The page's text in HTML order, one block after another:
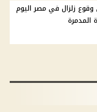
وقوع زلزال في مصر اليوم